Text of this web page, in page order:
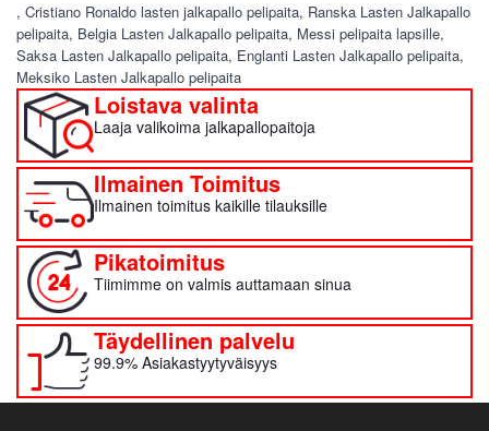
, Cristiano Ronaldo lasten jalkapallo pelipaita, Ranska Lasten Jalkapallo
pelipaita, Belgia Lasten Jalkapallo pelipaita, Messi pelipaita lapsille,
Saksa Lasten Jalkapallo pelipaita, Englanti Lasten Jalkapallo pelipaita,
Meksiko Lasten Jalkapallo pelipaita
Loistava valinta
Laaja valikoima jalkapallopaitoja
Ilmainen Toimitus
Ilmainen toimitus kaikille tilauksille
Pikatoimitus
Tiimimme on valmis auttamaan sinua
Täydellinen palvelu
99.9% Asiakastyytyväisyys